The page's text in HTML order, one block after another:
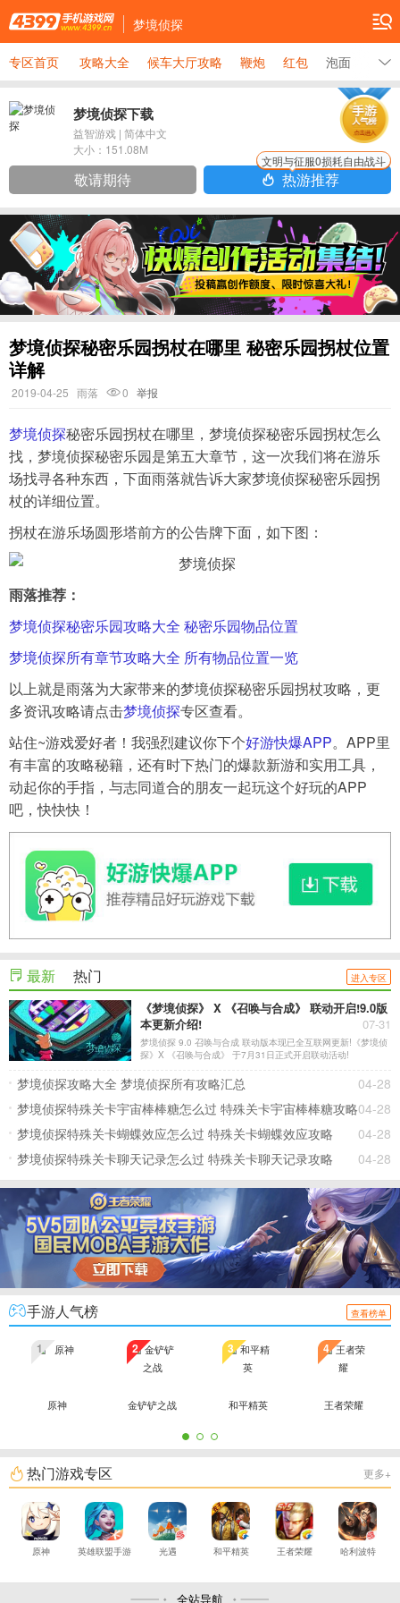
4399手机游戏网
梦境侦探
专区首页 攻略大全 候车大厅攻略 鞭炮 红包 泡面 充电
展开
梦境侦探下载
益智游戏 | 简体中文
大小： 151.08M
敬请期待 热游推荐
文明与征服0损耗自由战斗
梦境侦探秘密乐园拐杖在哪里 秘密乐园拐杖位置
详解
2019-04-25 雨落 0 举报
梦境侦探秘密乐园拐杖在哪里，梦境侦探秘密乐园拐杖怎么
找，梦境侦探秘密乐园是第五大章节，这一次我们将在游乐
场找寻各种东西，下面雨落就告诉大家梦境侦探秘密乐园拐
杖的详细位置。
拐杖在游乐场圆形塔前方的公告牌下面，如下图：
雨落推荐：
梦境侦探秘密乐园攻略大全 秘密乐园物品位置
梦境侦探所有章节攻略大全 所有物品位置一览
以上就是雨落为大家带来的梦境侦探秘密乐园拐杖攻略，更
多资讯攻略请点击梦境侦探专区查看。
站住~游戏爱好者！我强烈建议你下个好游快爆APP。APP里
有丰富的攻略秘籍，还有时下热门的爆款新游和实用工具，
动起你的手指，与志同道合的朋友一起玩这个好玩的APP
吧，快快快！
最新 热门 进入专区
《梦境侦探》 X 《召唤与合成》 联动开启!9.0版
本更新介绍!
07-31
梦境侦探 9.0 召唤与合成 联动版本现已全互联网更新!《梦境侦
探》X 《召唤与合成》 于7月31日正式开启联动活动!
04-28
梦境侦探攻略大全 梦境侦探所有攻略汇总
04-28
梦境侦探特殊关卡宇宙棒棒糖怎么过 特殊关卡宇宙棒棒糖攻略
04-28
梦境侦探特殊关卡蝴蝶效应怎么过 特殊关卡蝴蝶效应攻略
04-28
梦境侦探特殊关卡聊天记录怎么过 特殊关卡聊天记录攻略
手游人气榜 查看榜单
原神
1
金铲铲之战
2
和平精英
3
王者荣耀
4
热门游戏专区 更多+
原神 英雄联盟手游 光遇 和平精英 王者荣耀 哈利波特
全站导航